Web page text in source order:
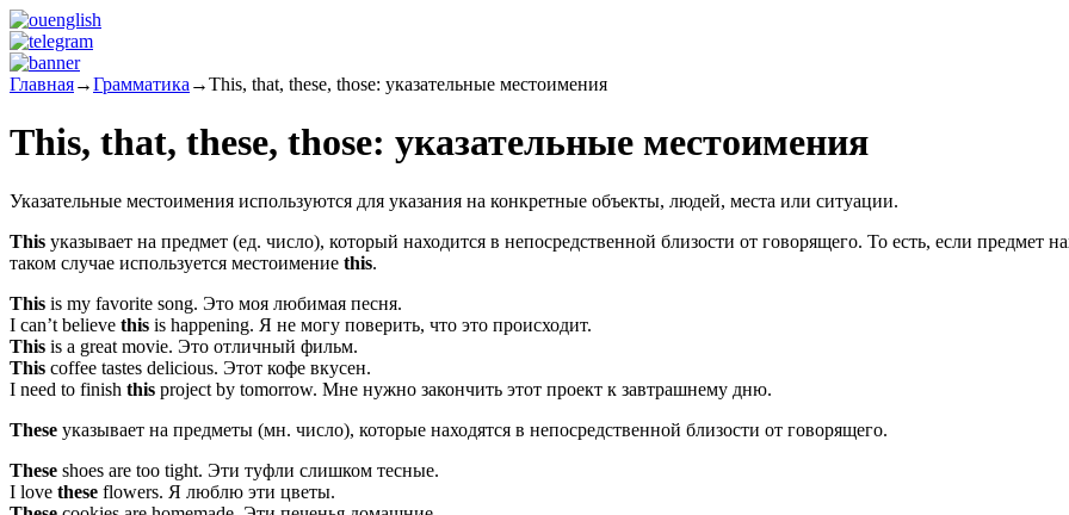
Главная→Грамматика →This, that, these, those: указательные местоимения
This, that, these, those: указательные местоимения
Указательные местоимения используются для указания на конкретные объекты, людей, места или ситуации.
This указывает на предмет (ед. число), который находится в непосредственной близости от говорящего. То есть, если предмет
таком случае используется местоимение this.
This is my favorite song. Это моя любимая песня.
I can’t believe this is happening. Я не могу поверить, что это происходит.
This is a great movie. Это отличный фильм.
This coffee tastes delicious. Этот кофе вкусен.
I need to finish this project by tomorrow. Мне нужно закончить этот проект к завтрашнему дню.
These указывает на предметы (мн. число), которые находятся в непосредственной близости от говорящего.
These shoes are too tight. Эти туфли слишком тесные.
I love these flowers. Я люблю эти цветы.